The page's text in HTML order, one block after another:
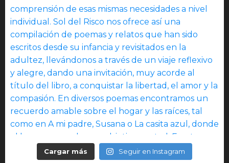
Cargar más Seguir en Instagram